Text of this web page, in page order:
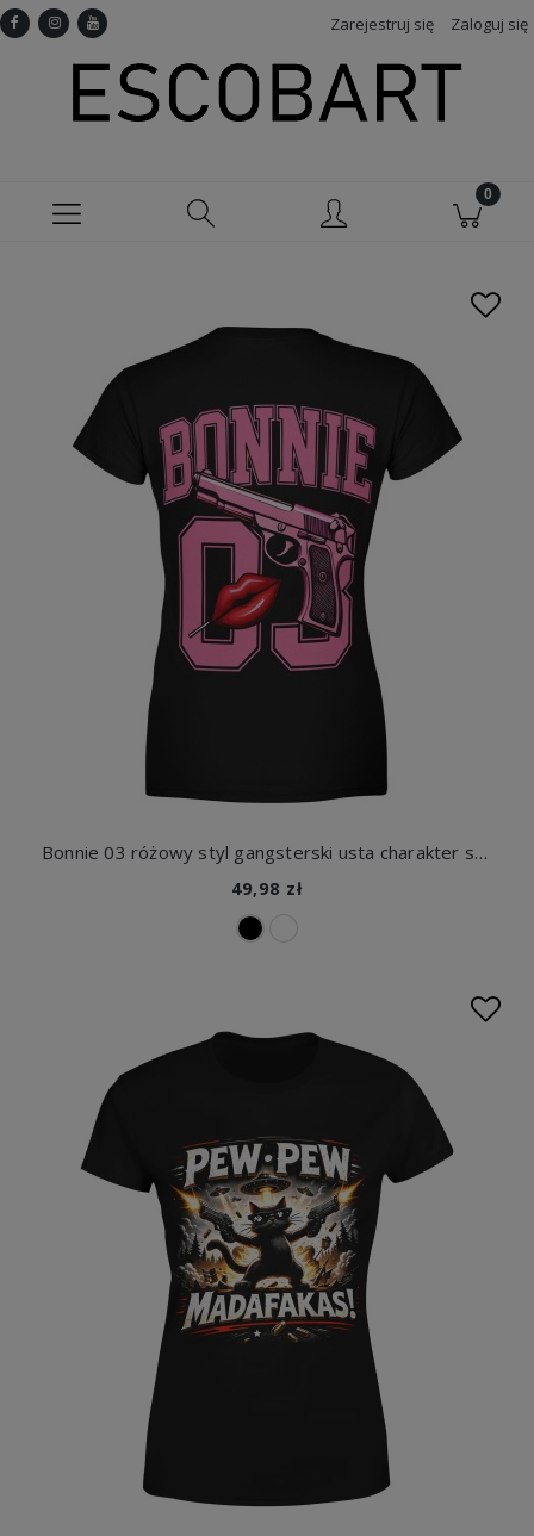
Zarejestruj się Zaloguj się
Bonnie 03 różowy styl gangsterski usta charakter street vibe Damska koszulka
49,98 zł